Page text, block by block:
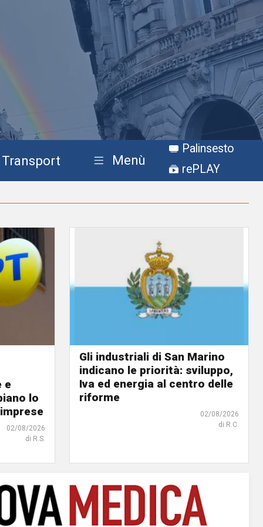
Transport Menù
Palinsesto
rePLAY
e
lo
02/08/2026
di R.S.
Gli industriali di San Marino
indicano le priorità: sviluppo,
Iva ed energia al centro delle
riforme
02/08/2026
di R.C.